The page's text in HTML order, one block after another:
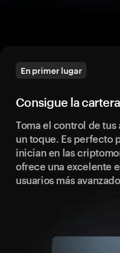
En primer lugar
Consigue la
Toma el control de
un toque. Es perfecto
inician en las
ofrece una excelente
usuarios más